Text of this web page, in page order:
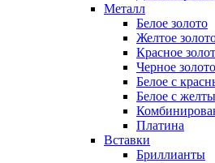
Металл
Белое золото
Желтое
Красное
Черное золото
Белое с
Белое с
Платина
Вставки
Бриллианты